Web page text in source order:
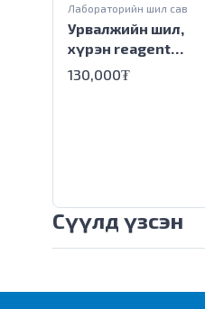
Урвалжийн шил,
хүрэн reagent
bottle Amber glass
5000ml
Лабораторийн шил сав
130,000₮
Сүүлд үзсэн